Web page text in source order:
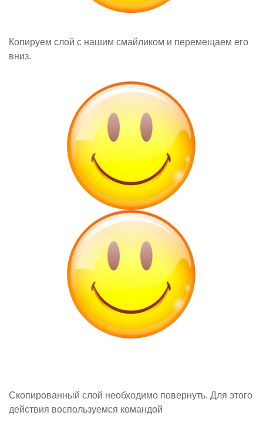
Копируем слой с нашим смайликом и перемещаем его
вниз.
Скопированный слой необходимо повернуть. Для этого
действия воспользуемся командой